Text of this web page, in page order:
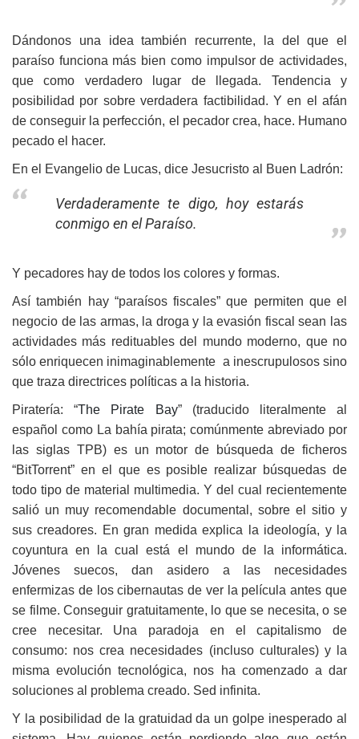
Dándonos una idea también recurrente, la del que el
paraíso funciona más bien como impulsor de actividades,
que como verdadero lugar de llegada. Tendencia y
posibilidad por sobre verdadera factibilidad. Y en el afán
de conseguir la perfección, el pecador crea, hace. Humano
pecado el hacer.
En el Evangelio de Lucas, dice Jesucristo al Buen Ladrón:
Verdaderamente te digo, hoy estarás
conmigo en el Paraíso.
Y pecadores hay de todos los colores y formas.
Así también hay “paraísos fiscales” que permiten que el
negocio de las armas, la droga y la evasión fiscal sean las
actividades más redituables del mundo moderno, que no
sólo enriquecen inimaginablemente a inescrupulosos sino
que traza directrices políticas a la historia.
Piratería: “The Pirate Bay” (traducido literalmente al
español como La bahía pirata; comúnmente abreviado por
las siglas TPB) es un motor de búsqueda de ficheros
“BitTorrent” en el que es posible realizar búsquedas de
todo tipo de material multimedia. Y del cual recientemente
salió un muy recomendable documental, sobre el sitio y
sus creadores. En gran medida explica la ideología, y la
coyuntura en la cual está el mundo de la informática.
Jóvenes suecos, dan asidero a las necesidades
enfermizas de los cibernautas de ver la película antes que
se filme. Conseguir gratuitamente, lo que se necesita, o se
cree necesitar. Una paradoja en el capitalismo de
consumo: nos crea necesidades (incluso culturales) y la
misma evolución tecnológica, nos ha comenzado a dar
soluciones al problema creado. Sed infinita.
Y la posibilidad de la gratuidad da un golpe inesperado al